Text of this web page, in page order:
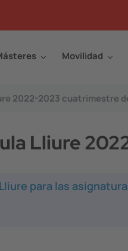
Movilidad
2022-2023 cuatrimestre
Lliure
para las asignaturas